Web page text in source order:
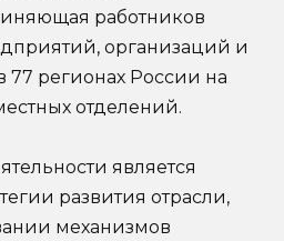
работников
организаций и
77 регионах России на
отделений.
является
развития отрасли,
механизмов